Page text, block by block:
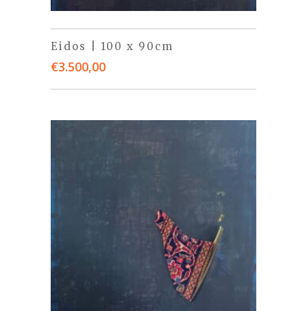
Eidos | 100 x 90cm
€3.500,00